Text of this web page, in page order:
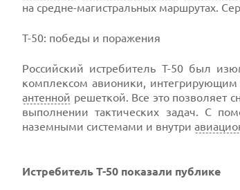
на средне-магистральных маршрутах.
Т-50: победы и поражения
Poccийcкий иcтpeбитeль T-50 был
комплексом авионики, интегрирующим
антенной решеткой. Все это позволяет
выполнении тактических задач. С
наземными системами и внутри
Истребитель Т-50 показали публике